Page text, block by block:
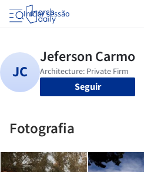
Iniciar sessão
Seguir
Fotografia